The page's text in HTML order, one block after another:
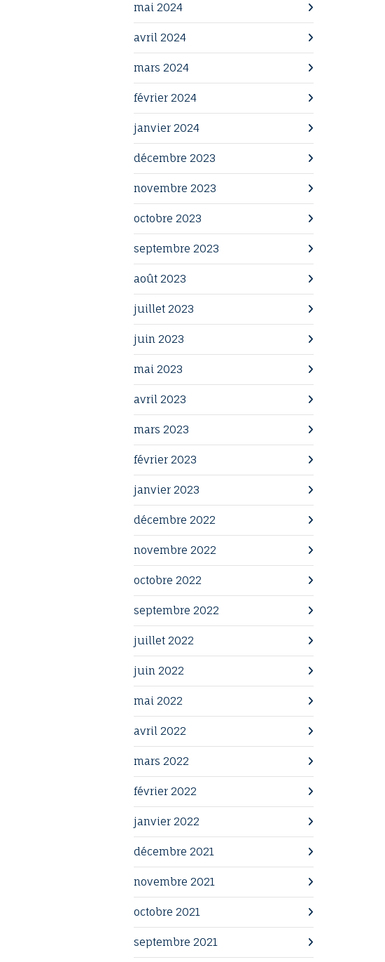
mai 2024
avril 2024
mars 2024
février 2024
janvier 2024
décembre 2023
novembre 2023
octobre 2023
septembre 2023
août 2023
juillet 2023
juin 2023
mai 2023
avril 2023
mars 2023
février 2023
janvier 2023
décembre 2022
novembre 2022
octobre 2022
septembre 2022
juillet 2022
juin 2022
mai 2022
avril 2022
mars 2022
février 2022
janvier 2022
décembre 2021
novembre 2021
octobre 2021
septembre 2021